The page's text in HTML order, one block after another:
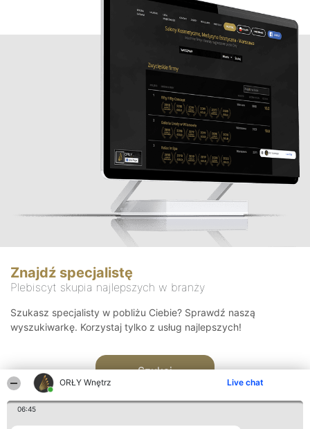
ORŁY Wnętrz Live chat
06:45
Znajdź specjalistę
Plebiscyt skupia najlepszych w branży
Szukasz specjalisty w pobliżu Ciebie? Sprawdź naszą
wyszukiwarkę. Korzystaj tylko z usług najlepszych!
Szukaj